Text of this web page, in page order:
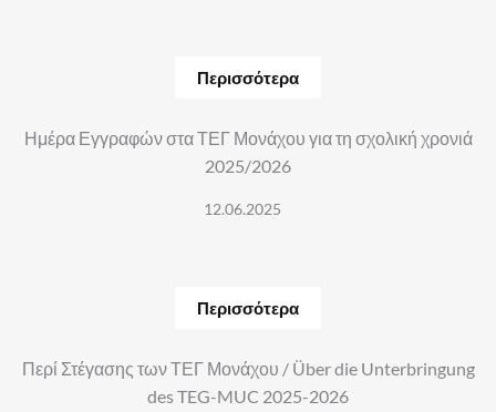
Περισσότερα
Ημέρα Εγγραφών στα ΤΕΓ Μονάχου για τη σχολική χρονιά
2025/2026
12.06.2025
Περισσότερα
Περί Στέγασης των ΤΕΓ Μονάχου / Über die Unterbringung
des TEG-MUC 2025-2026